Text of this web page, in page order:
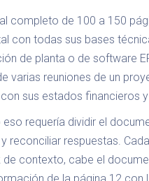
completo de 100 a 150
con todas sus bases
de planta o de software
varias reuniones de un
sus estados financieros
requería dividir el
reconciliar respuestas.
contexto, cabe el